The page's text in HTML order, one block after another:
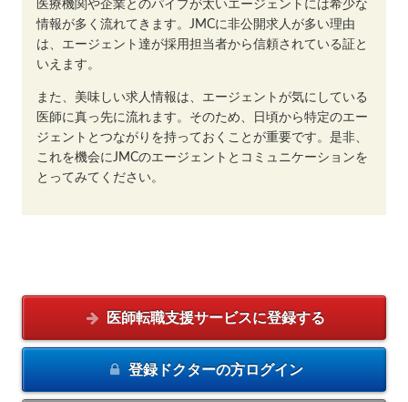
医療機関や企業とのパイプが太いエージェントには希少な
情報が多く流れてきます。JMCに非公開求人が多い理由
は、エージェント達が採用担当者から信頼されている証と
いえます。
また、美味しい求人情報は、エージェントが気にしている
医師に真っ先に流れます。そのため、日頃から特定のエー
ジェントとつながりを持っておくことが重要です。是非、
これを機会にJMCのエージェントとコミュニケーションを
とってみてください。
医師転職支援サービスに登録する
登録ドクターの方ログイン